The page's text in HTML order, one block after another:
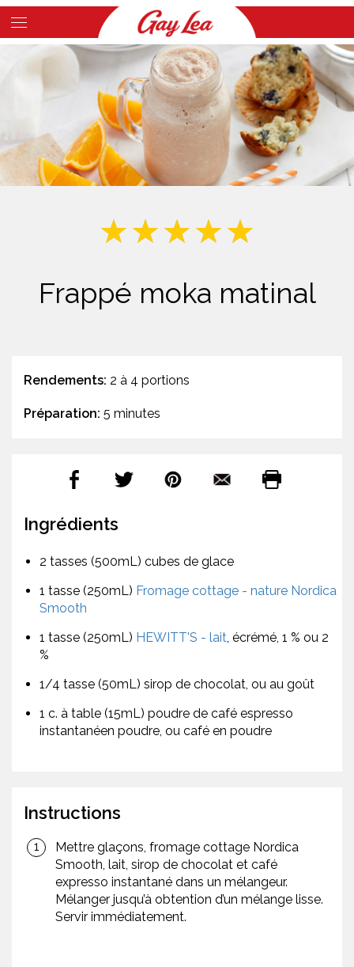
Skip
to
content
Content
Frappé moka matinal
Rendements: 2 à 4 portions
Préparation: 5 minutes
Ingrédients
2 tasses (500mL) cubes de glace
1 tasse (250mL) Fromage cottage - nature Nordica
Smooth
1 tasse (250mL) HEWITT'S - lait, écrémé, 1 % ou 2
%
1/4 tasse (50mL) sirop de chocolat, ou au goût
1 c. à table (15mL) poudre de café espresso
instantanéen poudre, ou café en poudre
Instructions
Mettre glaçons, fromage cottage Nordica
Smooth, lait, sirop de chocolat et café
expresso instantané dans un mélangeur.
Mélanger jusqu’à obtention d’un mélange lisse.
Servir immédiatement.